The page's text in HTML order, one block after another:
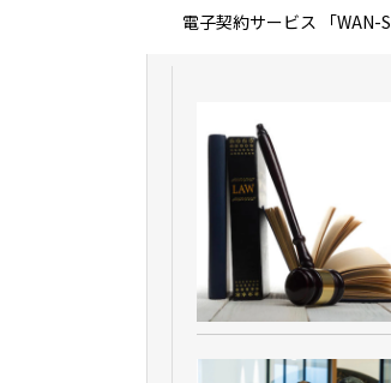
電子契約サービス 「WAN-